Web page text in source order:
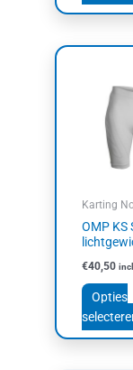
Karting
OMP KS
€40,50
Opties